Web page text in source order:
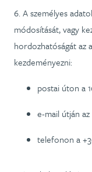
6. A személyes
módosítását, vagy
hordozhatóságát
kezdeményezni:
postai úton a
e-mail útján
telefonon a